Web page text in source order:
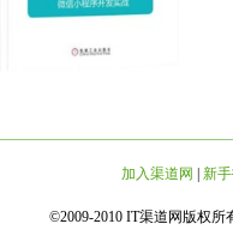
加入渠道网 新
©2009-2010 IT渠道网版权所